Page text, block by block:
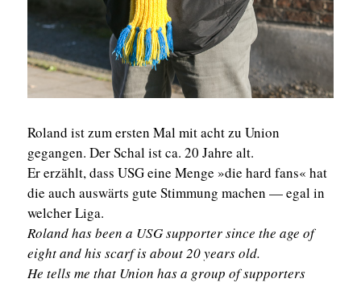
Roland ist zum ersten Mal mit acht zu Union
gegangen. Der Schal ist ca. 20 Jahre alt.
Er erzählt, dass USG eine Menge »die hard fans« hat
die auch auswärts gute Stimmung machen — egal in
welcher Liga.
Roland has been a USG supporter since the age of
eight and his scarf is about 20 years old.
He tells me that Union has a group of supporters